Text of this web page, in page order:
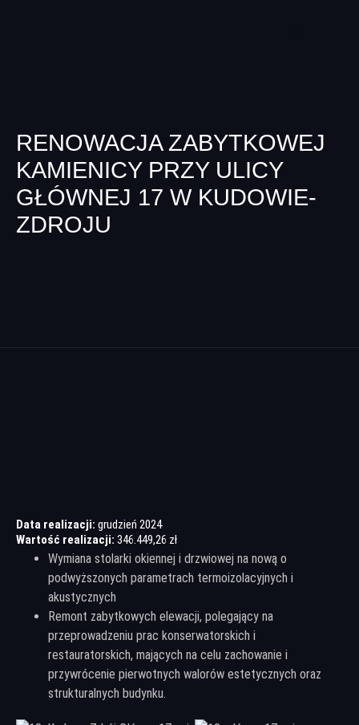
RENOWACJA ZABYTKOWEJ
KAMIENICY PRZY ULICY
GŁÓWNEJ 17 W KUDOWIE-
ZDROJU
Data realizacji: grudzień 2024
Wartość realizacji: 346.449,26 zł
Wymiana stolarki okiennej i drzwiowej na nową o
podwyższonych parametrach termoizolacyjnych i
akustycznych
Remont zabytkowych elewacji, polegający na
przeprowadzeniu prac konserwatorskich i
restauratorskich, mających na celu zachowanie i
przywrócenie pierwotnych walorów estetycznych oraz
strukturalnych budynku.